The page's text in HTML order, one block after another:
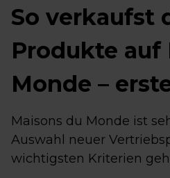
So verkaufst
Produkte auf
Monde –
Maisons du Monde ist
Auswahl neuer
wichtigsten Kriterien